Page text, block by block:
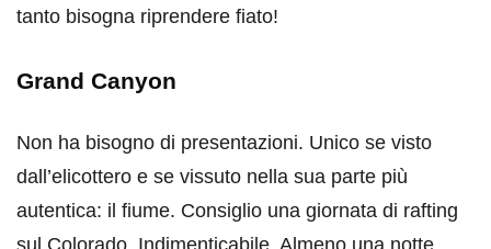
tanto bisogna riprendere fiato!
Grand Canyon
Non ha bisogno di presentazioni. Unico se visto
dall’elicottero e se vissuto nella sua parte più
autentica: il fiume. Consiglio una giornata di rafting